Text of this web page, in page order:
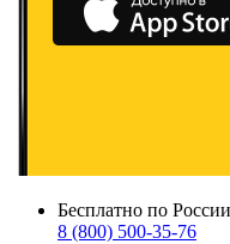
Бесплатно по России
8 (800) 500-35-76